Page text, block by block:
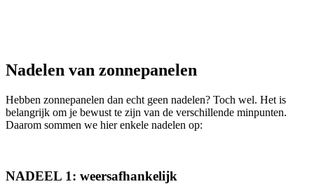
Nadelen van zonnepanelen
Hebben zonnepanelen dan echt geen nadelen? Toch wel. Het is
belangrijk om je bewust te zijn van de verschillende minpunten.
Daarom sommen we hier enkele nadelen op:
NADEEL 1: weersafhankelijk